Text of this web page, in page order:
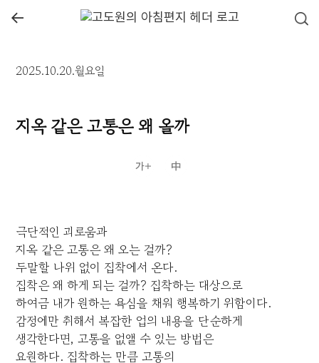
←
2025.10.20.월요일
지옥 같은 고통은 왜 올까
극단적인 괴로움과
지옥 같은 고통은 왜 오는 걸까?
두말할 나위 없이 집착에서 온다.
집착은 왜 하게 되는 걸까? 집착하는 대상으로
하여금 내가 원하는 욕심을 채워 행복하기 위함이다.
감정에만 취해서 복잡한 업의 내용을 단순하게
생각한다면, 고통을 없앨 수 있는 방법은
요원하다. 집착하는 만큼 고통의